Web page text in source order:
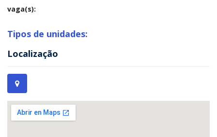
vaga(s):
Tipos de unidades:
Localização